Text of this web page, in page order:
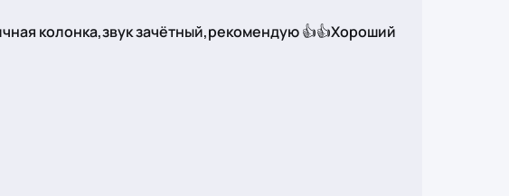
колонка,звук зачётный,рекомендую 👍👍Хороший